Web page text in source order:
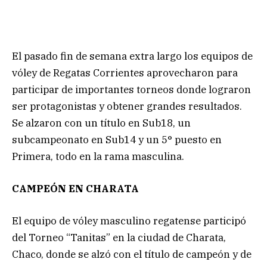
El pasado fin de semana extra largo los equipos de
vóley de Regatas Corrientes aprovecharon para
participar de importantes torneos donde lograron
ser protagonistas y obtener grandes resultados.
Se alzaron con un título en Sub18, un
subcampeonato en Sub14 y un 5° puesto en
Primera, todo en la rama masculina.
CAMPEÓN EN CHARATA
El equipo de vóley masculino regatense participó
del Torneo “Tanitas” en la ciudad de Charata,
Chaco, donde se alzó con el título de campeón y de